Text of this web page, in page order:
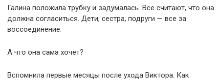
Галина положила трубку и задумалась. Все считают, что она
должна согласиться. Дети, сестра, подруги — все за
воссоединение.
А что она сама хочет?
Вспомнила первые месяцы после ухода Виктора. Как